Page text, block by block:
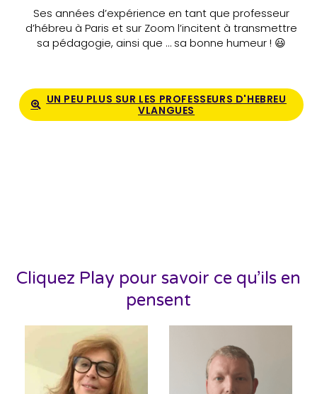
Ses années d’expérience en tant que professeur
d’hébreu à Paris et sur Zoom l’incitent à transmettre
sa pédagogie, ainsi que … sa bonne humeur ! 😃
UN PEU PLUS SUR LES PROFESSEURS D'HEBREU
VLANGUES
Cliquez Play pour savoir ce qu’ils en
pensent